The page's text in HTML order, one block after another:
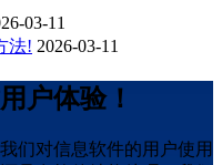
03-11
法! 2026-03-11
户体验！
们对信息软件的用户使用